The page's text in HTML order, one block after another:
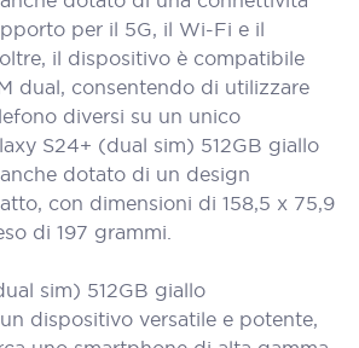
per il 5G, il Wi-Fi e il
il dispositivo è compatibile
dual, consentendo di utilizzare
diversi su un unico
S24+ (dual sim) 512GB giallo
dotato di un design
con dimensioni di 158,5 x 75,9
di 197 grammi.
sim) 512GB giallo
dispositivo versatile e potente,